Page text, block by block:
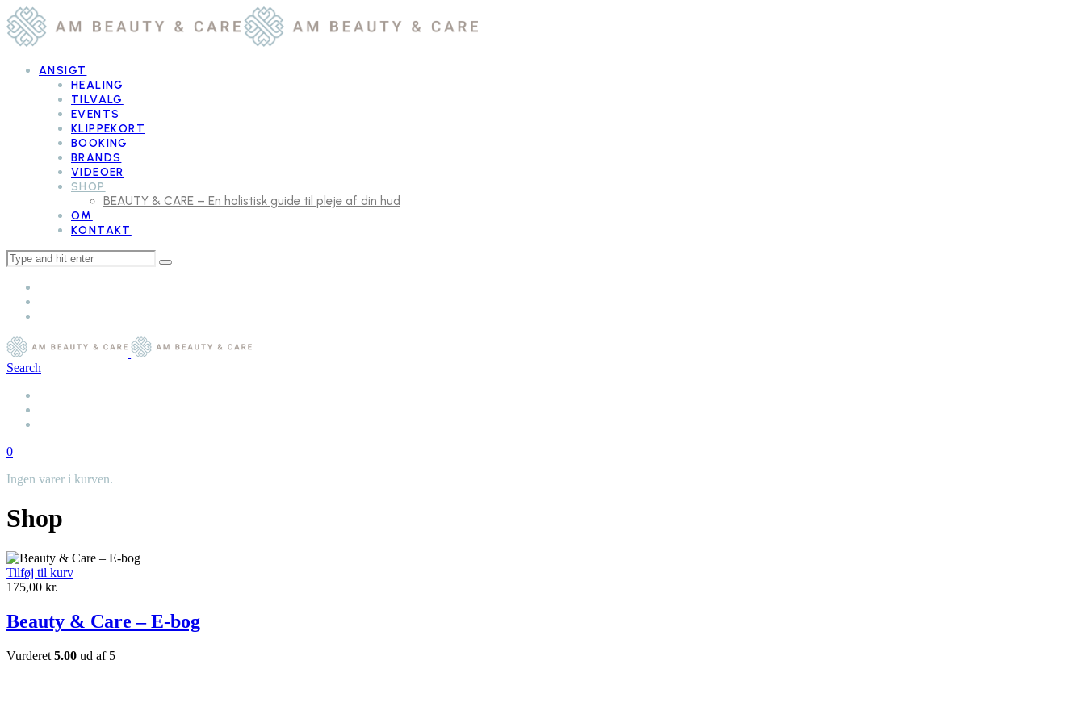
ANSIGT
HEALING
TILVALG
EVENTS
KLIPPEKORT
BOOKING
BRANDS
VIDEOER
SHOP
BEAUTY & CARE – En holistisk guide til pleje af din hud
OM
KONTAKT
Search
0
Ingen varer i kurven.
Shop
Tilføj til kurv
175,00 kr.
Beauty & Care – E-bog
Vurderet 5.00 ud af 5